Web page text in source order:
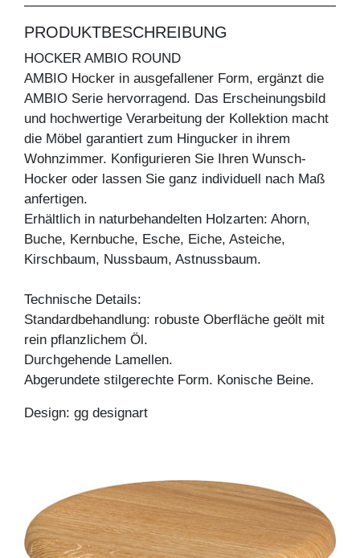
PRODUKTBESCHREIBUNG
HOCKER AMBIO ROUND
AMBIO Hocker in ausgefallener Form, ergänzt die
AMBIO Serie hervorragend. Das Erscheinungsbild
und hochwertige Verarbeitung der Kollektion macht
die Möbel garantiert zum Hingucker in ihrem
Wohnzimmer. Konfigurieren Sie Ihren Wunsch-
Hocker oder lassen Sie ganz individuell nach Maß
anfertigen.
Erhältlich in naturbehandelten Holzarten: Ahorn,
Buche, Kernbuche, Esche, Eiche, Asteiche,
Kirschbaum, Nussbaum, Astnussbaum.
Technische Details:
Standardbehandlung: robuste Oberfläche geölt mit
rein pflanzlichem Öl.
Durchgehende Lamellen.
Abgerundete stilgerechte Form. Konische Beine.
Design: gg designart